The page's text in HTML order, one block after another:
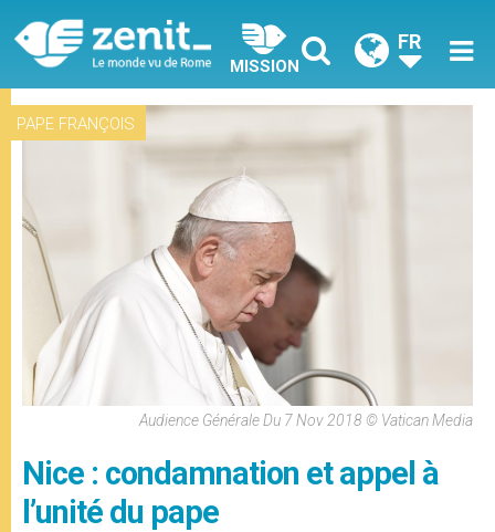
MISSION
FR
PAPE FRANÇOIS
Audience Générale Du 7 Nov 2018 © Vatican Media
Nice : condamnation et appel à
l’unité du pape